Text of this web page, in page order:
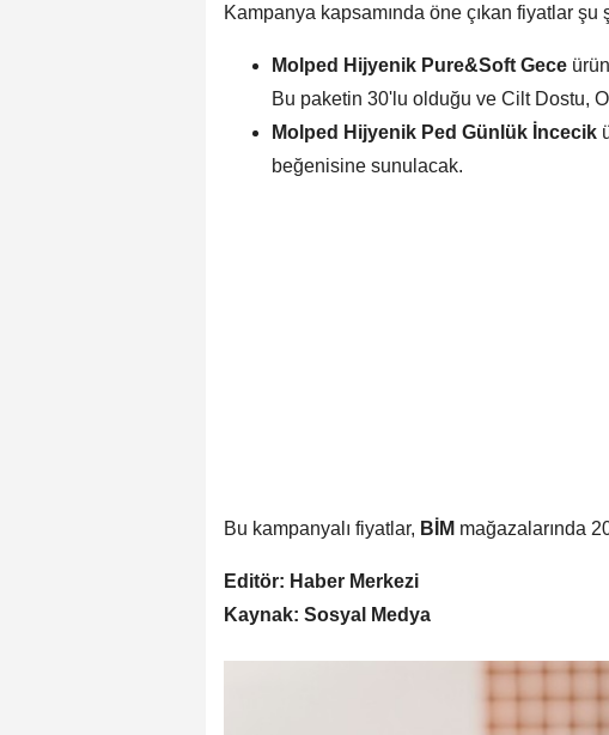
Kampanya kapsamında öne çıkan fiyatlar şu
Molped Hijyenik Pure&Soft Gece
Bu paketin 30'lu olduğu ve Cilt Dostu,
Molped Hijyenik Ped Günlük İncecik
beğenisine sunulacak.
Bu kampanyalı fiyatlar, BİM mağazalarında
Editör: Haber Merkezi
Kaynak: Sosyal Medya